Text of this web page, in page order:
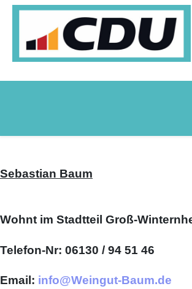
Sebastian Baum
Wohnt im Stadtteil Groß-
Telefon-Nr: 06130 / 94 51 46
Email: info@Weingut-Baum.de